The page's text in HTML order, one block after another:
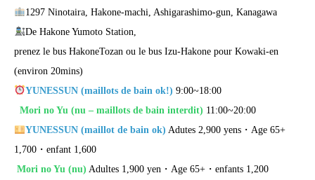
1297 Ninotaira, Hakone-machi, Ashigarashimo-gun, Kanagawa
De Hakone Yumoto Station,
prenez le bus HakoneTozan ou le bus Izu-Hakone pour Kowaki-en
(environ 20mins)
YUNESSUN (maillots de bain ok!) 9:00~18:00
Mori no Yu (nu – maillots de bain interdit) 11:00~20:00
YUNESSUN (maillot de bain ok) Adutes 2,900 yens・Age 65+
1,700・enfant 1,600
Mori no Yu (nu) Adultes 1,900 yen・Age 65+・enfants 1,200